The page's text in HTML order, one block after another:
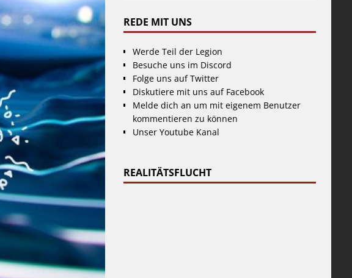
REDE MIT UNS
Werde Teil der Legion
Besuche uns im Discord
Folge uns auf Twitter
Diskutiere mit uns auf Facebook
Melde dich an um mit eigenem Benutzer
kommentieren zu können
Unser Youtube Kanal
REALITÄTSFLUCHT